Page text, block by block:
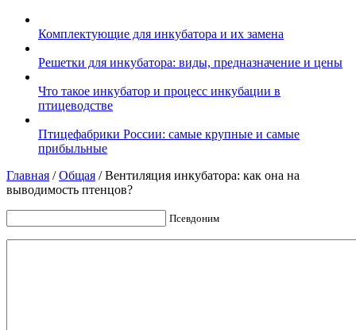
Комплектующие для инкубатора и их замена
Решетки для инкубатора: виды, предназначение и цены
Что такое инкубатор и процесс инкубации в
птицеводстве
Птицефабрики России: самые крупные и самые
прибыльные
Главная /Общая /Вентиляция инкубатора: как она на
выводимость птенцов?
Псевдоним